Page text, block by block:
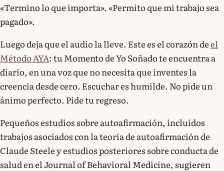
«Termino lo que importa». «Permito que mi trabajo sea
pagado».
Luego deja que el audio la lleve. Este es el corazón deel
Método AYA: tu Momento de Yo Soñado te encuentra a
diario, en una voz que no necesita que inventes la
creencia desde cero. Escuchar es humilde. No pide un
ánimo perfecto. Pide tu regreso.
Pequeños estudios sobre autoafirmación, incluidos
trabajos asociados con la teoría de autoafirmación de
Claude Steele y estudios posteriores sobre conducta de
salud en el Journal of Behavioral Medicine, sugieren